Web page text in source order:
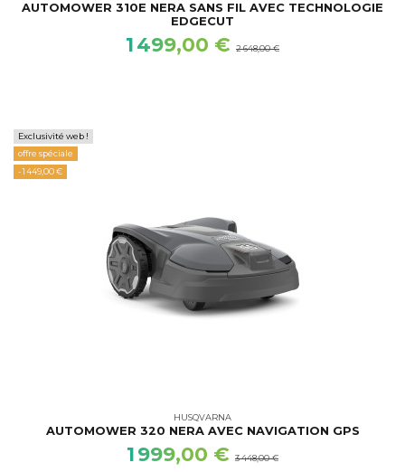
AUTOMOWER 310E NERA SANS FIL AVEC TECHNOLOGIE
EDGECUT
1 499,00 € 2 648,00 €
Exclusivité web !
offre spéciale
-1 449,00 €
HUSQVARNA
AUTOMOWER 320 NERA AVEC NAVIGATION GPS
1 999,00 € 3 448,00 €